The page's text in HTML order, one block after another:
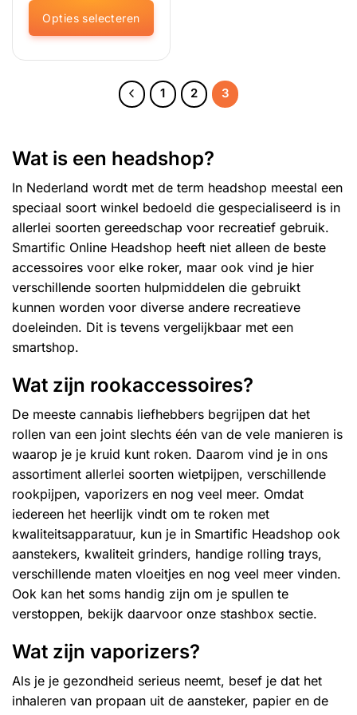
Opties selecteren
Dit
product
kan
worden
op
de
productpagina
1 2 3
Wat is een headshop?
In Nederland wordt met de term headshop meestal een
speciaal soort winkel bedoeld die gespecialiseerd is in
allerlei soorten gereedschap voor recreatief gebruik.
Smartific Online Headshop heeft niet alleen de beste
accessoires voor elke roker, maar ook vind je hier
verschillende soorten hulpmiddelen die gebruikt
kunnen worden voor diverse andere recreatieve
doeleinden. Dit is tevens vergelijkbaar met een
smartshop.
Wat zijn rookaccessoires?
De meeste cannabis liefhebbers begrijpen dat het
rollen van een joint slechts één van de vele manieren is
waarop je je kruid kunt roken. Daarom vind je in ons
assortiment allerlei soorten wietpijpen, verschillende
rookpijpen, vaporizers en nog veel meer. Omdat
iedereen het heerlijk vindt om te roken met
kwaliteitsapparatuur, kun je in Smartific Headshop ook
aanstekers, kwaliteit grinders, handige rolling trays,
verschillende maten vloeitjes en nog veel meer vinden.
Ook kan het soms handig zijn om je spullen te
verstoppen, bekijk daarvoor onze stashbox sectie.
Wat zijn vaporizers?
Als je je gezondheid serieus neemt, besef je dat het
inhaleren van propaan uit de aansteker, papier en de